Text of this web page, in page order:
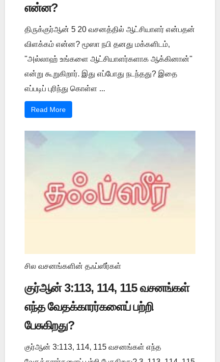
என்ன?
திருக்குர்ஆன் 5 20 வசனத்தில் ஆட்சியாளர் என்பதன்
விளக்கம் என்ன? மூஸா நபி தனது மக்களிடம்,
"அல்லாஹ் உங்களை ஆட்சியாளர்களாக ஆக்கினான்"
என்று கூறுகிறார். இது எப்போது நடந்தது? இதை
எப்படிப் புரிந்து கொள்ள ...
Read More
சில வசனங்களின் தஃப்ஸீர்கள்
குர்ஆன் 3:113, 114, 115 வசனங்கள்
எந்த வேதக்காரர்களைப் பற்றி
பேசுகிறது?
குர்ஆன் 3:113, 114, 115 வசனங்கள் எந்த